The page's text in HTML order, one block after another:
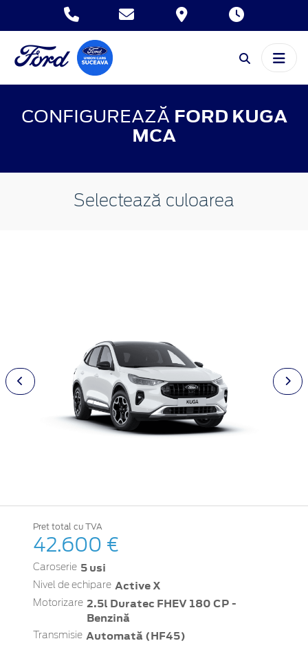
CONFIGUREAZĂ FORD KUGA
MCA
Selectează culoarea
Pret total cu TVA
42.600 €
Caroserie 5 usi
Nivel de echipare Active X
Motorizare 2.5l Duratec FHEV 180 CP -
Benzină
Transmisie Automată (HF45)